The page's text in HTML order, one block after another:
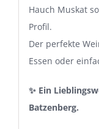
Hauch Muskat
Profil.
Der perfekte
Essen oder
✨ Ein
Batzenberg.